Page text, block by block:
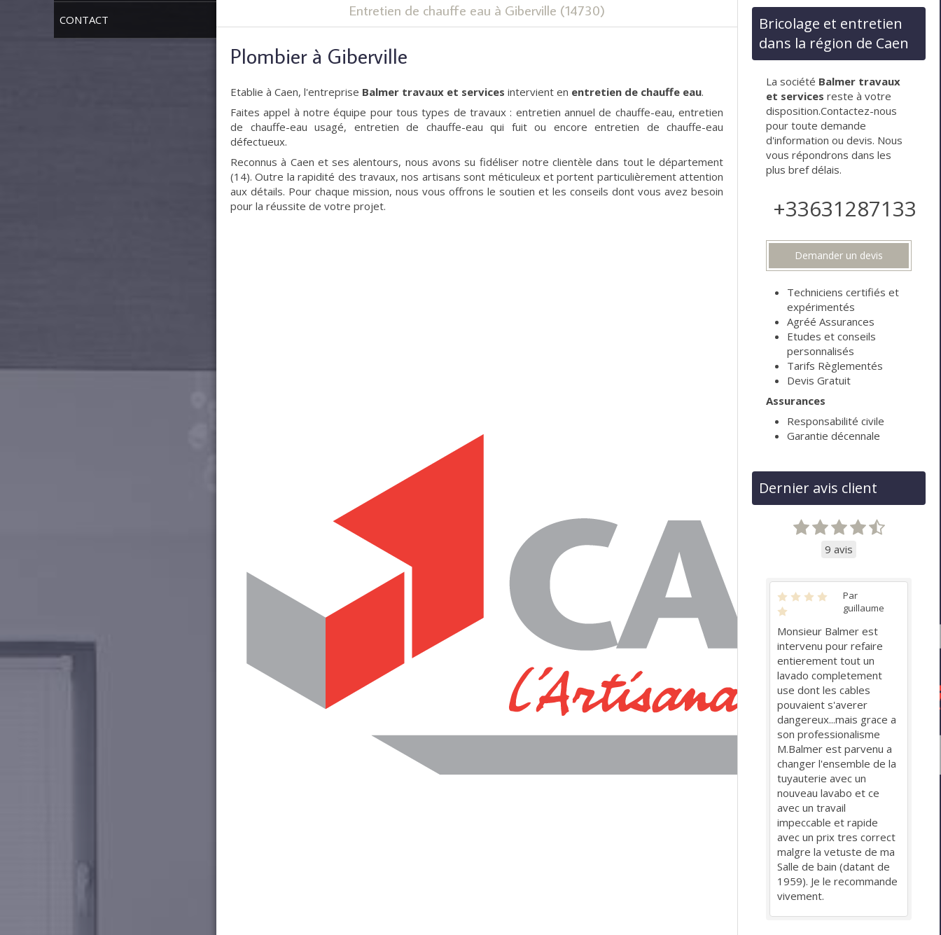
CONTACT
Entretien de chauffe eau à Giberville (14730)
Plombier à Giberville
Etablie à Caen, l'entreprise Balmer travaux et services intervient en entretien de chauffe eau.
Faites appel à notre équipe pour tous types de travaux : entretien annuel de chauffe-eau, entretien
de chauffe-eau usagé, entretien de chauffe-eau qui fuit ou encore entretien de chauffe-eau
défectueux.
Reconnus à Caen et ses alentours, nous avons su fidéliser notre clientèle dans tout le département
(14). Outre la rapidité des travaux, nos artisans sont méticuleux et portent particulièrement attention
aux détails. Pour chaque mission, nous vous offrons le soutien et les conseils dont vous avez besoin
pour la réussite de votre projet.
Bricolage et entretien
dans la région de Caen
La société Balmer travaux
et services reste à votre
disposition.Contactez-nous
pour toute demande
d'information ou devis. Nous
vous répondrons dans les
plus bref délais.
+33631287133
Demander un devis
Techniciens certifiés et
expérimentés
Agréé Assurances
Etudes et conseils
personnalisés
Tarifs Règlementés
Devis Gratuit
Assurances
Responsabilité civile
Garantie décennale
Dernier avis client
9 avis
Par
guillaume
Monsieur Balmer est
intervenu pour refaire
entierement tout un
lavado completement
use dont les cables
pouvaient s'averer
dangereux...mais grace a
son professionalisme
M.Balmer est parvenu a
changer l'ensemble de la
tuyauterie avec un
nouveau lavabo et ce
avec un travail
impeccable et rapide
avec un prix tres correct
malgre la vetuste de ma
Salle de bain (datant de
1959). Je le recommande
vivement.